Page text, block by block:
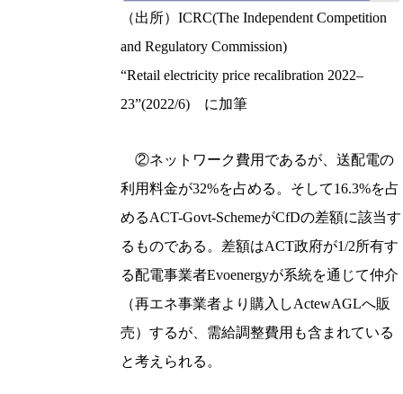
（出所）ICRC(The Independent Competition
and Regulatory Commission)
“Retail electricity price recalibration 2022–
23”(2022/6) に加筆
②ネットワーク費用であるが、送配電の
利用料金が32%を占める。そして16.3%を占
めるACT-Govt-SchemeがCfDの差額に該当す
るものである。差額はACT政府が1/2所有す
る配電事業者Evoenergyが系統を通じて仲介
（再エネ事業者より購入しActewAGLへ販
売）するが、需給調整費用も含まれている
と考えられる。